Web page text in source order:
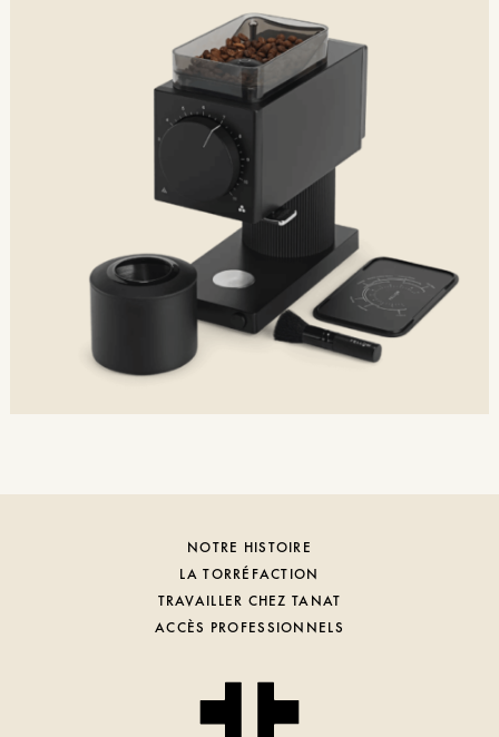
NOTRE HISTOIRE
LA TORRÉFACTION
TRAVAILLER CHEZ TANAT
ACCÈS PROFESSIONNELS